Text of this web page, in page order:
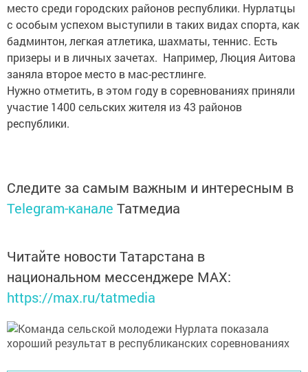
место среди городских районов республики. Нурлатцы
с особым успехом выступили в таких видах спорта, как
бадминтон, легкая атлетика, шахматы, теннис. Есть
призеры и в личных зачетах. Например, Люция Аитова
заняла второе место в мас-рестлинге.
Нужно отметить, в этом году в соревнованиях приняли
участие 1400 сельских жителя из 43 районов
республики.
Следите за самым важным и интересным в
Telegram-канале Татмедиа
Читайте новости Татарстана в
национальном мессенджере MАХ:
https://max.ru/tatmedia